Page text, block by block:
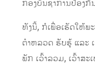
ກອງບັນຊາການປ້ອງກັ
ທັງນີ້, ກໍເພື່ອເຮັດໃຫ້
ຕຳຫລວດ ຮັບຮູ້ ແລະ
ພັກ ເວົ້າລວມ, ເວົ້າສະ